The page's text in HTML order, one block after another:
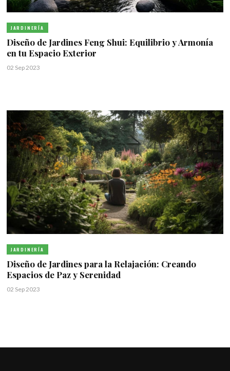
JARDINERÍA
Diseño de Jardines Feng Shui: Equilibrio y Armonía
en tu Espacio Exterior
02 Sep 2023
JARDINERÍA
Diseño de Jardines para la Relajación: Creando
Espacios de Paz y Serenidad
02 Sep 2023